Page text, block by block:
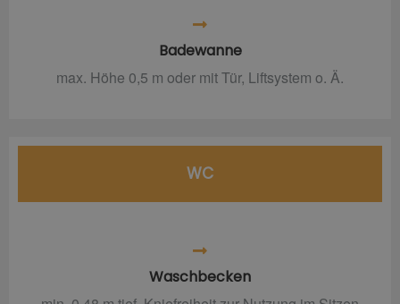
Badewanne
max. Höhe 0,5 m oder mit Tür, Liftsystem o. Ä.
WC
Waschbecken